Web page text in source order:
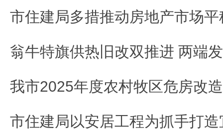
市住建局以安居工程为抓手打